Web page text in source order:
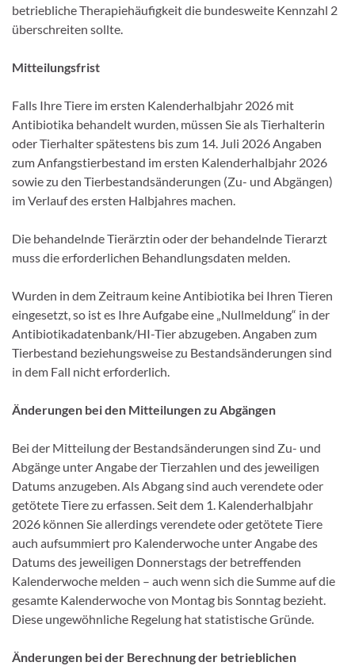
betriebliche Therapiehäufigkeit die bundesweite Kennzahl 2
überschreiten sollte.
Mitteilungsfrist
Falls Ihre Tiere im ersten Kalenderhalbjahr 2026 mit
Antibiotika behandelt wurden, müssen Sie als Tierhalterin
oder Tierhalter spätestens bis zum 14. Juli 2026 Angaben
zum Anfangstierbestand im ersten Kalenderhalbjahr 2026
sowie zu den Tierbestandsänderungen (Zu- und Abgängen)
im Verlauf des ersten Halbjahres machen.
Die behandelnde Tierärztin oder der behandelnde Tierarzt
muss die erforderlichen Behandlungsdaten melden.
Wurden in dem Zeitraum keine Antibiotika bei Ihren Tieren
eingesetzt, so ist es Ihre Aufgabe eine „Nullmeldung“ in der
Antibiotikadatenbank/HI-Tier abzugeben. Angaben zum
Tierbestand beziehungsweise zu Bestandsänderungen sind
in dem Fall nicht erforderlich.
Änderungen bei den Mitteilungen zu Abgängen
Bei der Mitteilung der Bestandsänderungen sind Zu- und
Abgänge unter Angabe der Tierzahlen und des jeweiligen
Datums anzugeben. Als Abgang sind auch verendete oder
getötete Tiere zu erfassen. Seit dem 1. Kalenderhalbjahr
2026 können Sie allerdings verendete oder getötete Tiere
auch aufsummiert pro Kalenderwoche unter Angabe des
Datums des jeweiligen Donnerstags der betreffenden
Kalenderwoche melden – auch wenn sich die Summe auf die
gesamte Kalenderwoche von Montag bis Sonntag bezieht.
Diese ungewöhnliche Regelung hat statistische Gründe.
Änderungen bei der Berechnung der betrieblichen